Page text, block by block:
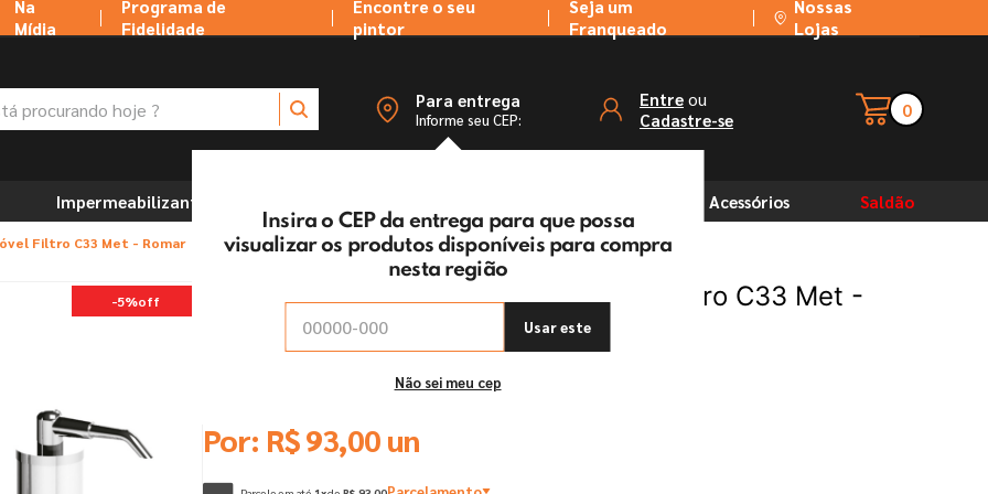
Na
Mídia
Programa de
Fidelidade
Encontre o seu
pintor
Seja um
Franqueado
Nossas
Lojas
Para entrega
Informe seu CEP:
Insira o CEP da entrega para que possa
visualizar os produtos disponíveis para compra
nesta região
Usar este
Não sei meu cep
Entre ou
Cadastre-se 0
Impermeabilizantes Acessórios Saldão
Filtro C33 Met - Romar
-5%off
Torneira Cozinha Parede Bica Móvel Filtro C33 Met -
Por: R$93,00un